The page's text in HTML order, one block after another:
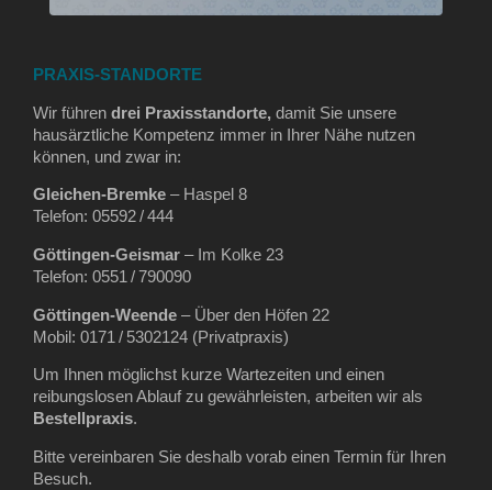
PRAXIS-STANDORTE
Wir führen drei Praxisstandorte, damit Sie unsere
hausärztliche Kompetenz immer in Ihrer Nähe nutzen
können, und zwar in:
Gleichen‑Bremke – Haspel 8
Telefon: 05592 / 444
Göttingen‑Geismar – Im Kolke 23
Telefon: 0551 / 790090
Göttingen‑Weende – Über den Höfen 22
Mobil: 0171 / 5302124 (Privatpraxis)
Um Ihnen möglichst kurze Wartezeiten und einen
reibungslosen Ablauf zu gewährleisten, arbeiten wir als
Bestellpraxis.
Bitte vereinbaren Sie deshalb vorab einen Termin für Ihren
Besuch.